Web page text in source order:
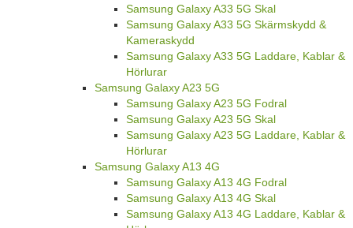
Samsung Galaxy A33 5G Skal
Samsung Galaxy A33 5G Skärmskydd &
Kameraskydd
Samsung Galaxy A33 5G Laddare, Kablar &
Hörlurar
Samsung Galaxy A23 5G
Samsung Galaxy A23 5G Fodral
Samsung Galaxy A23 5G Skal
Samsung Galaxy A23 5G Laddare, Kablar &
Hörlurar
Samsung Galaxy A13 4G
Samsung Galaxy A13 4G Fodral
Samsung Galaxy A13 4G Skal
Samsung Galaxy A13 4G Laddare, Kablar &